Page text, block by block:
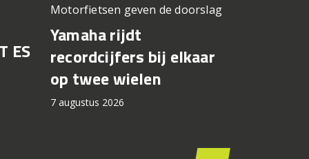
ES
Motorfietsen geven de doorslag
Yamaha rijdt
recordcijfers bij elkaar
op twee wielen
7 augustus 2026